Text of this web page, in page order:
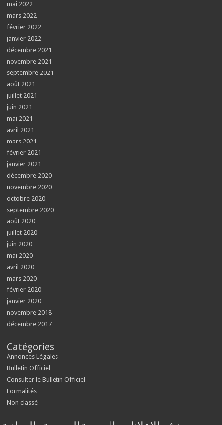
mai 2022
mars 2022
février 2022
janvier 2022
décembre 2021
novembre 2021
septembre 2021
août 2021
juillet 2021
juin 2021
mai 2021
avril 2021
mars 2021
février 2021
janvier 2021
décembre 2020
novembre 2020
octobre 2020
septembre 2020
août 2020
juillet 2020
juin 2020
mai 2020
avril 2020
mars 2020
février 2020
janvier 2020
novembre 2018
décembre 2017
Catégories
Annonces Légales
Bulletin Officiel
Consulter le Bulletin Officiel
Formalités
Non classé